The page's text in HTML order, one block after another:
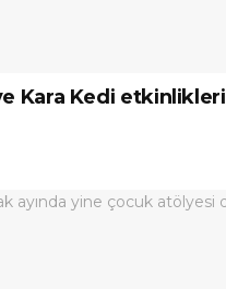
Kara Kedi etkinlikleri